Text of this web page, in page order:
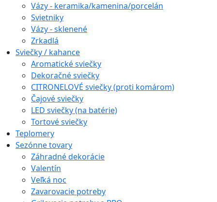
Vázy - keramika/kamenina/porcelán
Svietniky
Vázy - sklenené
Zrkadlá
Sviečky / kahance
Aromatické sviečky
Dekoračné sviečky
CITRONELOVÉ sviečky (proti komárom)
Čajové sviečky
LED sviečky (na batérie)
Tortové sviečky
Teplomery
Sezónne tovary
Záhradné dekorácie
Valentín
Veľká noc
Zavarovacie potreby